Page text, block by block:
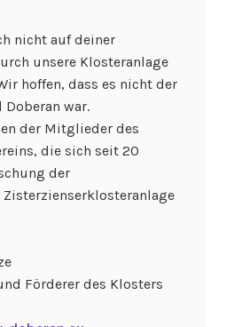
nicht auf deiner
unsere Klosteranlage
hoffen, dass es nicht der
Doberan war.
der Mitglieder des
die sich seit 20
der
Förderer des Klosters